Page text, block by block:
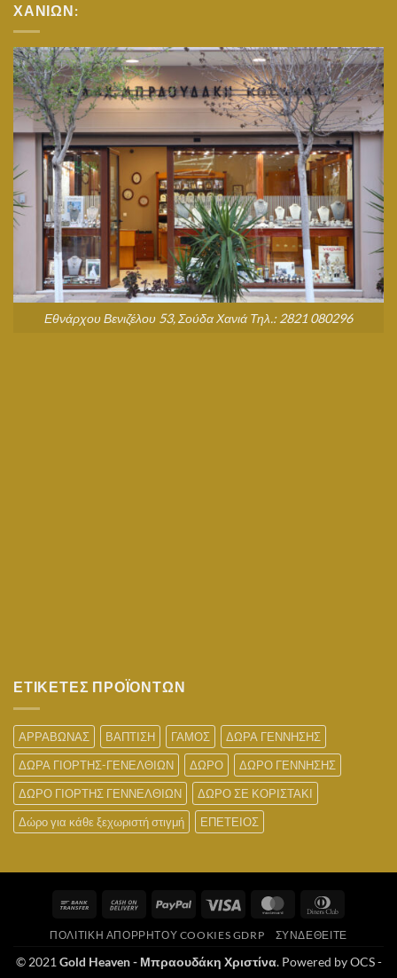
ΧΑΝΙΩΝ:
Εθνάρχου Βενιζέλου 53, Σούδα Χανιά Τηλ.: 2821 080296
ΕΤΙΚΕΤΕΣ ΠΡΟΪΟΝΤΩΝ
ΑΡΡΑΒΩΝΑΣ ΒΑΠΤΙΣΗ ΓΑΜΟΣ
ΔΩΡΑ ΓΕΝΝΗΣΗΣ
ΔΩΡΑ ΓΙΟΡΤΗΣ-ΓΕΝΕΛΘΙΩΝ
ΔΩΡΟ
ΔΩΡΟ ΓΕΝΝΗΣΗΣ
ΔΩΡΟ ΓΙΟΡΤΗΣ ΓΕΝΝΕΛΘΙΩΝ
ΔΩΡΟ ΣΕ ΚΟΡΙΣΤΑΚΙ
Δώρο για κάθε ξεχωριστή στιγμή
ΕΠΕΤΕΙΟΣ
Bank
Cash
Delivery
PayPal Visa MasterCard
ΠΟΛΙΤΙΚΉ ΑΠΟΡΡΉΤΟΥ COOKIES GDRP ΣΥΝΔΕΘΕΙΤΕ
© 2021 Gold Heaven - Μπραουδάκη Χριστίνα. Powered by OCS -